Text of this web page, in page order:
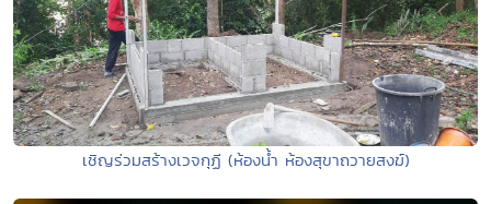
เชิญร่วมสร้างเวจกุฏี (ห้องน้ำ ห้องสุขาถวายสงฆ์)